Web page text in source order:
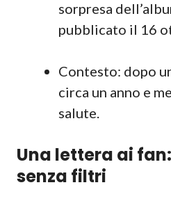
sorpresa
pubblicato il 16
Contesto: dopo
circa un anno e
salute.
Una lettera ai
senza filtri